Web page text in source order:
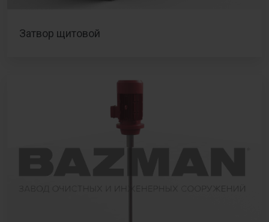
Затвор щитовой